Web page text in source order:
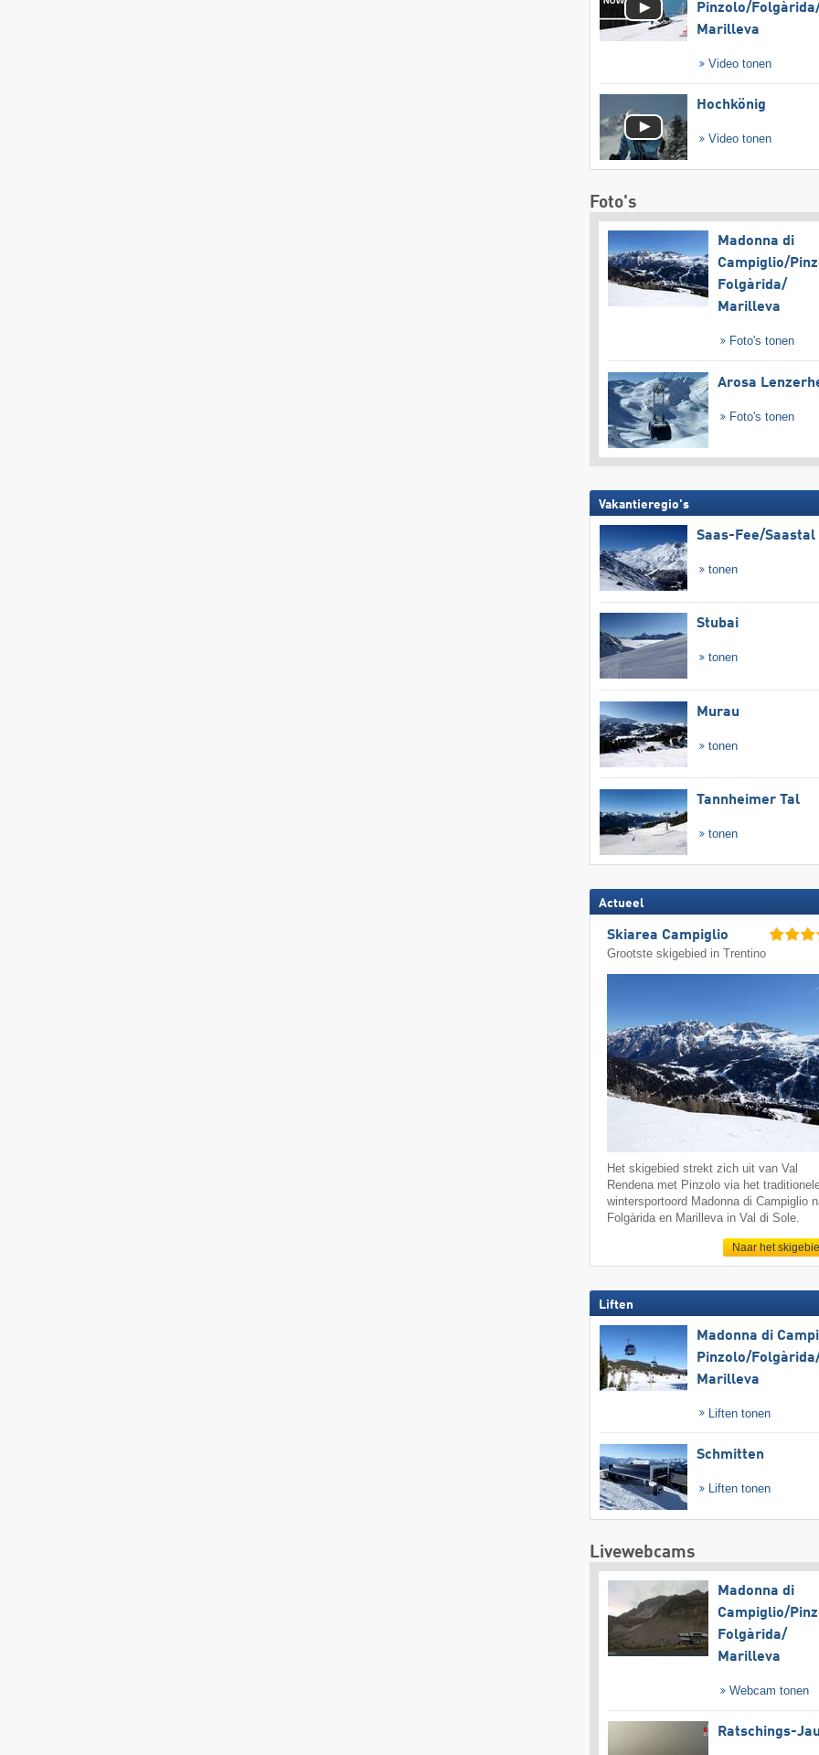
Pinzolo/​
Marilleva
Video tonen
Hochkönig
Video tonen
Foto's
Madonna di
Campiglio/​
Folgàrida/​
Marilleva
Foto's tonen
Arosa
Foto's tonen
Vakantieregio's
Saas-Fee/​Saastal
tonen
Stubai
tonen
Murau
tonen
Tannheimer Tal
tonen
Actueel
Skiarea Campiglio
Grootste skigebied in Trentino
Het skigebied strekt zich uit van Val
Rendena met Pinzolo via het
wintersportoord Madonna di Campiglio
Folgàrida en Marilleva in Val di Sole.
Naar het
Liften
Madonna di
Pinzolo/​
Marilleva
Liften tonen
Schmitten
Liften tonen
Livewebcams
Madonna di
Campiglio/​
Folgàrida/​
Marilleva
Webcam tonen
Ratschings-